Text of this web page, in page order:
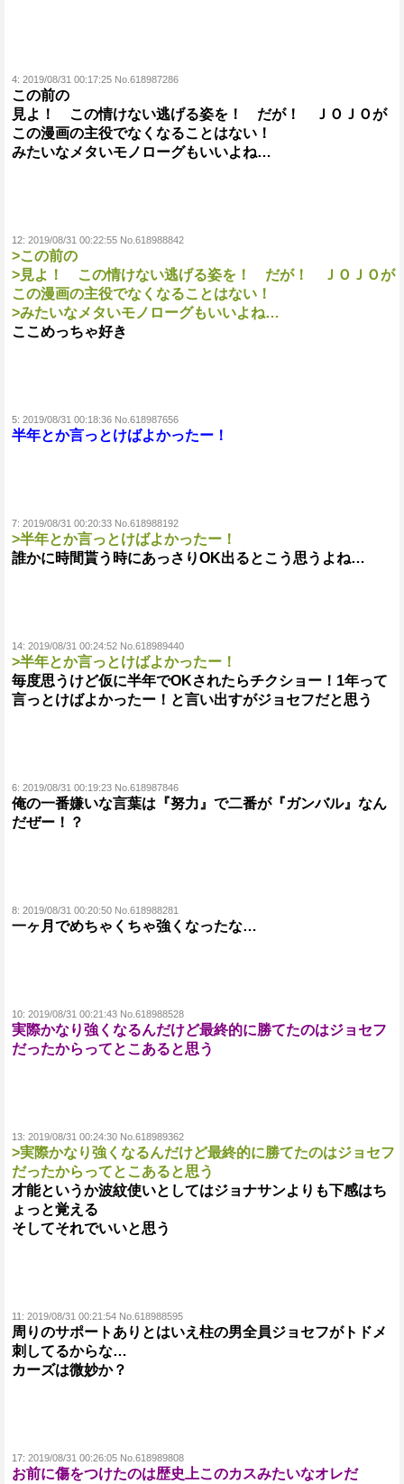
4: 2019/08/31 00:17:25 No.618987286
この前の
見よ！ この情けない逃げる姿を！ だが！ ＪＯＪＯが
この漫画の主役でなくなることはない！
みたいなメタいモノローグもいいよね…
12: 2019/08/31 00:22:55 No.618988842
>この前の
>見よ！ この情けない逃げる姿を！ だが！ ＪＯＪＯが
この漫画の主役でなくなることはない！
>みたいなメタいモノローグもいいよね…
ここめっちゃ好き
5: 2019/08/31 00:18:36 No.618987656
半年とか言っとけばよかったー！
7: 2019/08/31 00:20:33 No.618988192
>半年とか言っとけばよかったー！
誰かに時間貰う時にあっさりOK出るとこう思うよね…
14: 2019/08/31 00:24:52 No.618989440
>半年とか言っとけばよかったー！
毎度思うけど仮に半年でOKされたらチクショー！1年って
言っとけばよかったー！と言い出すがジョセフだと思う
6: 2019/08/31 00:19:23 No.618987846
俺の一番嫌いな言葉は『努力』で二番が『ガンバル』なん
だぜー！？
8: 2019/08/31 00:20:50 No.618988281
一ヶ月でめちゃくちゃ強くなったな…
10: 2019/08/31 00:21:43 No.618988528
実際かなり強くなるんだけど最終的に勝てたのはジョセフ
だったからってとこあると思う
13: 2019/08/31 00:24:30 No.618989362
>実際かなり強くなるんだけど最終的に勝てたのはジョセフ
だったからってとこあると思う
才能というか波紋使いとしてはジョナサンよりも下感はち
ょっと覚える
そしてそれでいいと思う
11: 2019/08/31 00:21:54 No.618988595
周りのサポートありとはいえ柱の男全員ジョセフがトドメ
刺してるからな…
カーズは微妙か？
17: 2019/08/31 00:26:05 No.618989808
お前に傷をつけたのは歴史上このカスみたいなオレだ